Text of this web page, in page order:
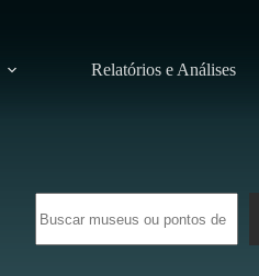
Relatórios e Análises
resultados